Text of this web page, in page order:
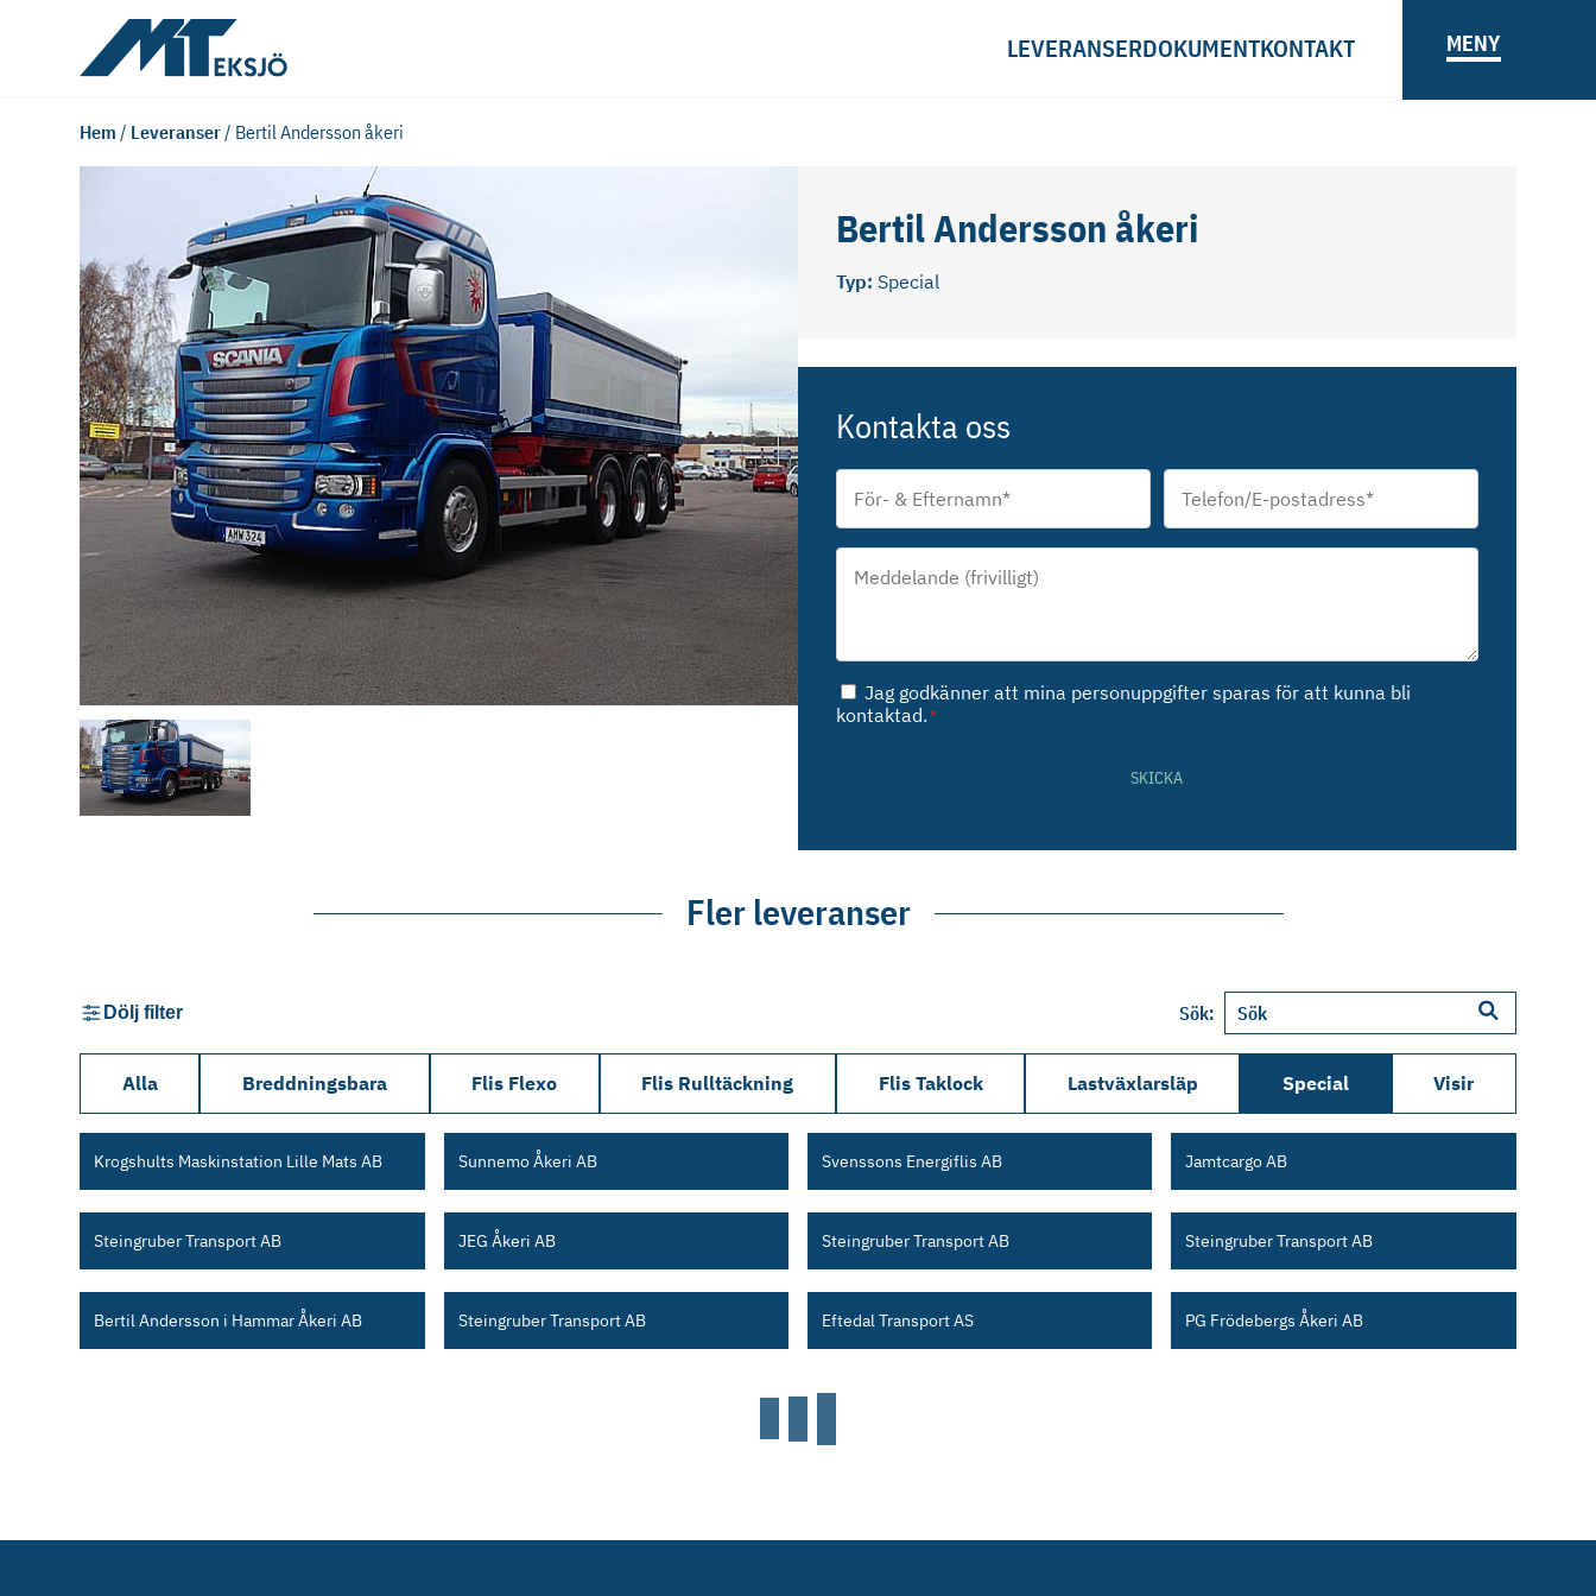
LEVERANSERDOKUMENTKONTAKT MENY
Hem / Leveranser/ Bertil Andersson åkeri
Bertil Andersson åkeri
Typ: Special
Kontakta oss
För-
Telefon/E-
postadress*
Meddelande*
Samtycke*
Jag godkänner att mina personuppgifter sparas för att kunna bli
kontaktad.*
SKICKA
Fler leveranser
Dölj filter Sök:
Alla Breddningsbara Flis Flexo Flis Rulltäckning Flis Taklock Lastväxlarsläp Special Visir
Krogshults Maskinstation Lille Mats AB Sunnemo Åkeri AB Svenssons Energiflis AB Jamtcargo AB
Steingruber Transport AB JEG Åkeri AB Steingruber Transport AB Steingruber Transport AB
Bertil Andersson i Hammar Åkeri AB Steingruber Transport AB Eftedal Transport AS PG Frödebergs Åkeri AB